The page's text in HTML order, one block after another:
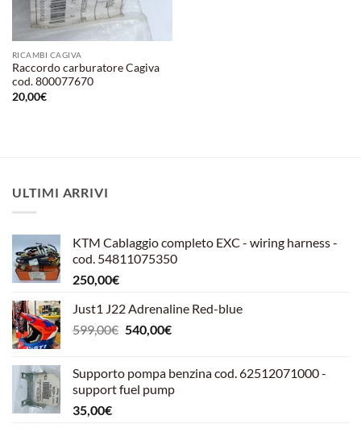
RICAMBI CAGIVA
Raccordo carburatore Cagiva
cod. 800077670
20,00€
ULTIMI ARRIVI
KTM Cablaggio completo EXC - wiring harness -
cod. 54811075350
250,00€
Just1 J22 Adrenaline Red-blue
599,00€ Il
era:
599,00€.
540,00€Il
è:
540,00€.
Supporto pompa benzina cod. 62512071000 -
support fuel pump
35,00€